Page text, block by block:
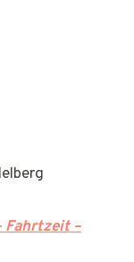
Fahrtzeit –